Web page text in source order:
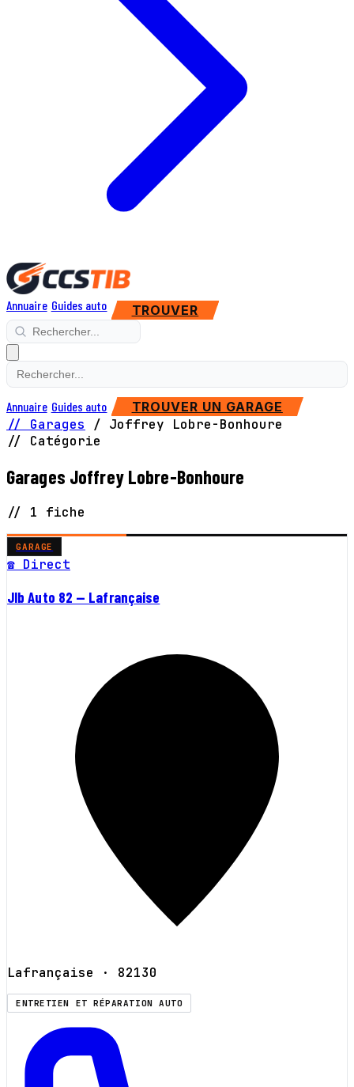
Annuaire Guides auto TROUVER
Annuaire Guides auto TROUVER UN GARAGE
// Garages / Joffrey Lobre-Bonhoure
// Catégorie
Garages Joffrey Lobre-Bonhoure
// 1 fiche
GARAGE
☎ Direct
Jlb Auto 82 — Lafrançaise
Lafrançaise · 82130
ENTRETIEN ET RÉPARATION AUTO